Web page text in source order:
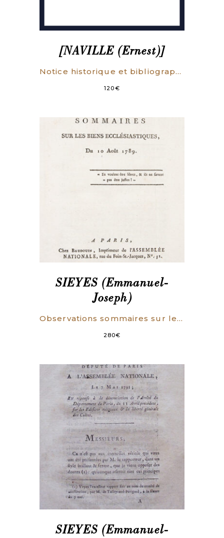
[NAVILLE (Ernest)]
Notice historique et bibliographique sur les travaux de Maine de Biran, comprenant 1° L’histoire des manuscrits inédits de ce philosophe. 2° Le catalogue raisonné de ses ouvrages tant inédits que publiés. 3° Le catalogue des écrits relatifs à sa vie et à ses doctrines.
120€
SIEYES (Emmanuel-
Joseph)
Observations sommaires sur les biens ecclésiastiques, du 10 Août 1789 [suivi de]. Opinion sur l’Arrêté du 4, relatif aux dîmes, prononcée le 10 Août.
280€
SIEYES (Emmanuel-